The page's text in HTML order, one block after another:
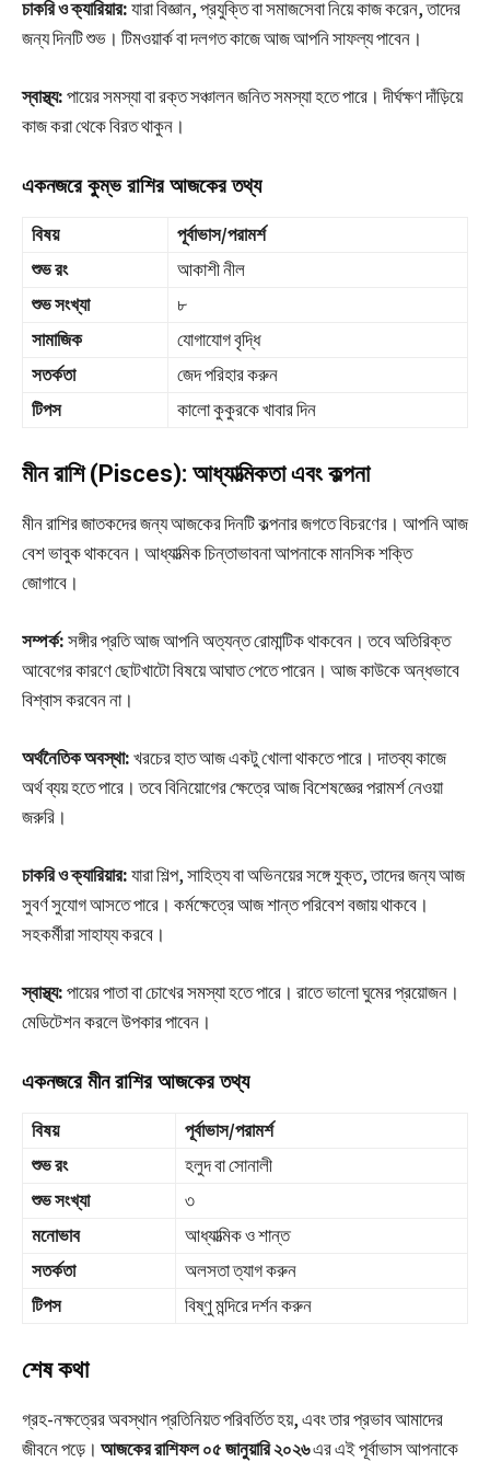
চাকরি ও ক্যারিয়ার:যারা বিজ্ঞান, প্রযুক্তি বা সমাজসেবা নিয়ে কাজ করেন, তাদের
জন্য দিনটি শুভ। টিমওয়ার্ক বা দলগত কাজে আজ আপনি সাফল্য পাবেন।
স্বাস্থ্য:পায়ের সমস্যা বা রক্ত সঞ্চালন জনিত সমস্যা হতে পারে। দীর্ঘক্ষণ দাঁড়িয়ে
কাজ করা থেকে বিরত থাকুন।
একনজরে কুম্ভ রাশির আজকের তথ্য
বিষয়
পূর্বাভাস/পরামর্শ
শুভ রং
আকাশী নীল
শুভ সংখ্যা
৮
সামাজিক
যোগাযোগ বৃদ্ধি
সতর্কতা
জেদ পরিহার করুন
টিপস
কালো কুকুরকে খাবার দিন
মীন রাশি (Pisces): আধ্যাত্মিকতা এবং কল্পনা
মীন রাশির জাতকদের জন্য আজকের দিনটি কল্পনার জগতে বিচরণের। আপনি আজ
বেশ ভাবুক থাকবেন। আধ্যাত্মিক চিন্তাভাবনা আপনাকে মানসিক শক্তি
জোগাবে।
সম্পর্ক:সঙ্গীর প্রতি আজ আপনি অত্যন্ত রোমান্টিক থাকবেন। তবে অতিরিক্ত
আবেগের কারণে ছোটখাটো বিষয়ে আঘাত পেতে পারেন। আজ কাউকে অন্ধভাবে
বিশ্বাস করবেন না।
অর্থনৈতিক অবস্থা:খরচের হাত আজ একটু খোলা থাকতে পারে। দাতব্য কাজে
অর্থ ব্যয় হতে পারে। তবে বিনিয়োগের ক্ষেত্রে আজ বিশেষজ্ঞের পরামর্শ নেওয়া
জরুরি।
চাকরি ও ক্যারিয়ার:যারা শিল্প, সাহিত্য বা অভিনয়ের সঙ্গে যুক্ত, তাদের জন্য আজ
সুবর্ণ সুযোগ আসতে পারে। কর্মক্ষেত্রে আজ শান্ত পরিবেশ বজায় থাকবে।
সহকর্মীরা সাহায্য করবে।
স্বাস্থ্য:পায়ের পাতা বা চোখের সমস্যা হতে পারে। রাতে ভালো ঘুমের প্রয়োজন।
মেডিটেশন করলে উপকার পাবেন।
একনজরে মীন রাশির আজকের তথ্য
বিষয়
পূর্বাভাস/পরামর্শ
শুভ রং
হলুদ বা সোনালী
শুভ সংখ্যা
৩
মনোভাব
আধ্যাত্মিক ও শান্ত
সতর্কতা
অলসতা ত্যাগ করুন
টিপস
বিষ্ণু মন্দিরে দর্শন করুন
শেষ কথা
গ্রহ-নক্ষত্রের অবস্থান প্রতিনিয়ত পরিবর্তিত হয়, এবং তার প্রভাব আমাদের
জীবনে পড়ে। আজকের রাশিফল ০৫ জানুয়ারি ২০২৬এর এই পূর্বাভাস আপনাকে